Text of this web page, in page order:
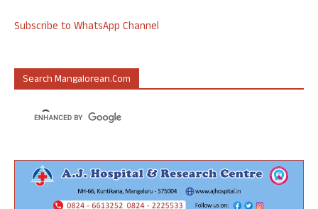
Subscribe to WhatsApp Channel
Search Mangalorean.com